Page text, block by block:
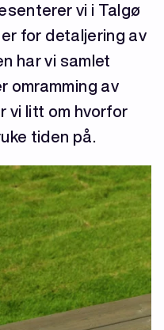
vi i Talgø
for detaljering av
har vi samlet
omramming av
vi litt om hvorfor
tiden på.